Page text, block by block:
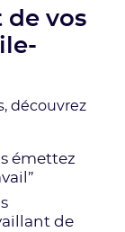
de vos
découvrez
émettez
de